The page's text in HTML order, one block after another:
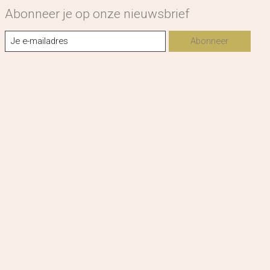
Abonneer je op onze nieuwsbrief
Abonneer